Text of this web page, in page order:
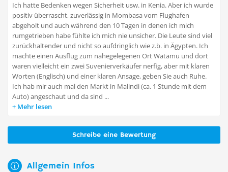
Ich hatte Bedenken wegen Sicherheit usw. in Kenia. Aber ich wurde
positiv überrascht, zuverlässig in Mombasa vom Flughafen
abgeholt und auch während den 10 Tagen in denen ich mich
rumgetrieben habe fühlte ich mich nie unsicher. Die Leute sind viel
zurückhaltender und nicht so aufdringlich wie z.b. in Ägypten. Ich
machte einen Ausflug zum nahegelegenen Ort Watamu und dort
waren vielleicht ein zwei Suvenierverkäufer nerfig, aber mit klaren
Worten (Englisch) und einer klaren Ansage, geben Sie auch Ruhe.
Ich hab mir auch mal den Markt in Malindi (ca. 1 Stunde mit dem
Auto) angeschaut und da sind ...
Mehr lesen
Schreibe eine Bewertung
Allgemein Infos